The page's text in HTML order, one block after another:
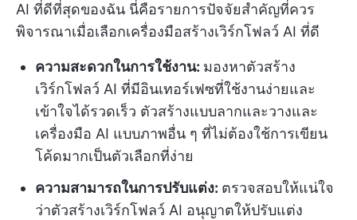
AI ที่ดีที่สุดของฉัน นี่คือรายการปัจจัยสำคัญที่ควร
พิจารณาเมื่อเลือกเครื่องมือสร้างเวิร์กโฟลว์ AI ที่ดี
ความสะดวกในการใช้งาน: มองหาตัวสร้าง
เวิร์กโฟลว์ AI ที่มีอินเทอร์เฟซที่ใช้งานง่ายและ
เข้าใจได้รวดเร็ว ตัวสร้างแบบลากและวางและ
เครื่องมือ AI แบบภาพอื่น ๆ ที่ไม่ต้องใช้การเขียน
โค้ดมากเป็นตัวเลือกที่ง่าย
ความสามารถในการปรับแต่ง: ตรวจสอบให้แน่ใจ
ว่าตัวสร้างเวิร์กโฟลว์ AI อนุญาตให้ปรับแต่ง